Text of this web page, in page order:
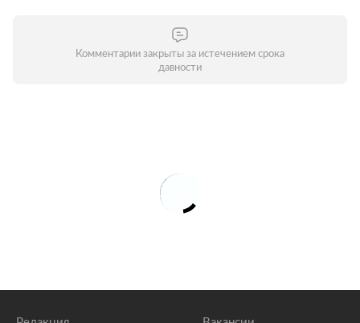
Комментарии закрыты за истечением срока
давности